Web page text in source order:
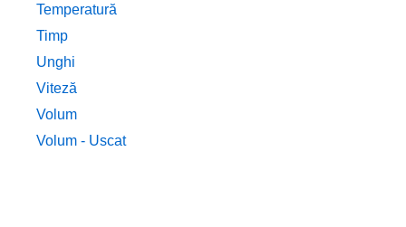
Temperatură
Timp
Unghi
Viteză
Volum
Volum - Uscat